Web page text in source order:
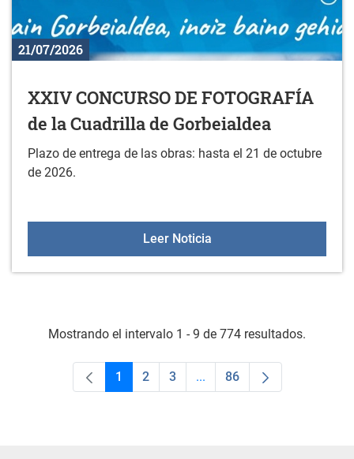
21/07/2026
XXIV CONCURSO DE FOTOGRAFÍA
de la Cuadrilla de Gorbeialdea
Plazo de entrega de las obras: hasta el 21 de octubre
de 2026.
Leer NoticiaXXIV CONCURSO DE
Mostrando el intervalo 1 - 9 de 774 resultados.
Página
1 Página
2 Página
3 ...Páginas intermedias Use
Página
86